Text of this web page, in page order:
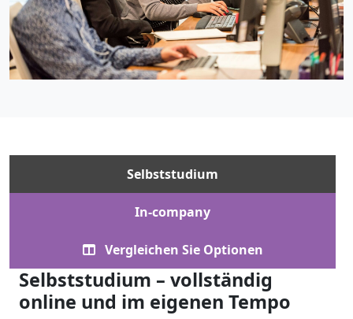
Selbststudium
In-company
Vergleichen Sie Optionen
Selbststudium – vollständig
online und im eigenen Tempo